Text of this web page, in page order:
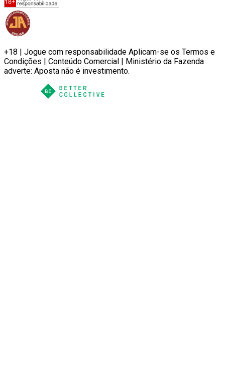
+18 | Jogue com responsabilidade Aplicam-se os Termos e
Condições | Conteúdo Comercial | Ministério da Fazenda
adverte: Aposta não é investimento.